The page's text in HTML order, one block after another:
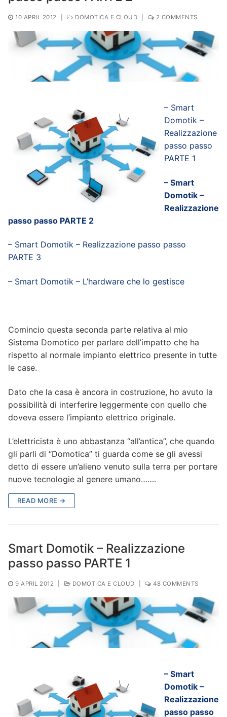
10 APRIL 2012 DOMOTICA E CLOUD 2 COMMENTS
– Smart
Domotik –
Realizzazione
passo passo
PARTE 1
– Smart
Domotik –
Realizzazione
passo passo PARTE 2
– Smart Domotik – Realizzazione passo passo
PARTE 3
– Smart Domotik – L’hardware che lo gestisce
Comincio questa seconda parte relativa al mio
Sistema Domotico per parlare dell’impatto che ha
rispetto al normale impianto elettrico presente in tutte
le case.
Dato che la casa è ancora in costruzione, ho avuto la
possibilità di interferire leggermente con quello che
doveva essere l’impianto elettrico originale.
L’elettricista è uno abbastanza “all’antica”, che quando
gli parli di “Domotica” ti guarda come se gli avessi
detto di essere un’alieno venuto sulla terra per portare
nuove tecnologie al genere umano…….
READ MORE →
Smart Domotik – Realizzazione
passo passo PARTE 1
9 APRIL 2012 DOMOTICA E CLOUD 48 COMMENTS
– Smart
Domotik –
Realizzazione
passo passo